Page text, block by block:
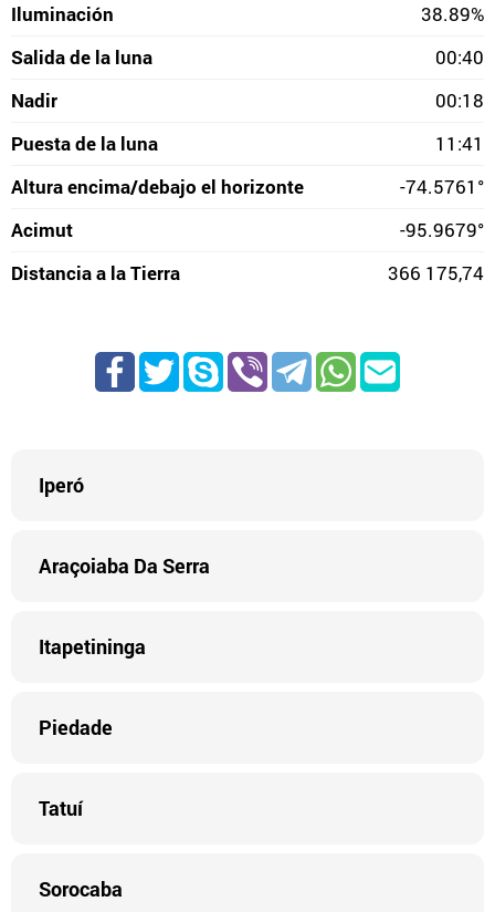
Iluminación
38.89%
Salida de la luna
00:40
Nadir
00:18
Puesta de la luna
11:41
Altura encima/debajo el horizonte
-74.5761°
Acimut
-95.9679°
Distancia a la Tierra
366 175,74
Iperó
Araçoiaba Da Serra
Itapetininga
Piedade
Tatuí
Sorocaba